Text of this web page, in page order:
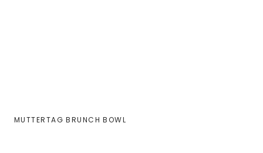
MUTTERTAG BRUNCH BOWL